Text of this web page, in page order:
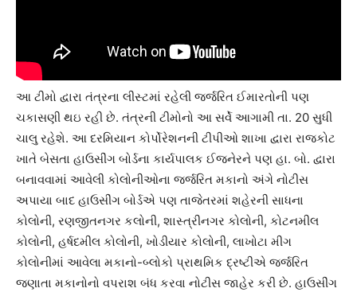
આ ટીમો દ્વારા તંત્રના લીસ્ટમાં રહેલી જર્જરિત ઈમારતોની પણ
ચકાસણી થઇ રહી છે. તંત્રની ટીમોનો આ સર્વે આગામી તા. 20 સુધી
ચાલુ રહેશે. આ દરમિયાન કોર્પોરેશનની ટીપીઓ શાખા દ્વારા રાજકોટ
ખાતે બેસતા હાઉસીંગ બોર્ડના કાર્યપાલક ઈજનેરને પણ હા. બો. દ્વારા
બનાવવામાં આવેલી કોલોનીઓના જર્જરિત મકાનો અંગે નોટીસ
અપાયા બાદ હાઉસીંગ બોર્ડએ પણ તાજેતરમાં શહેરની સાધના
કોલોની, રણજીતનગર કલોની, શાસ્ત્રીનગર કોલોની, કોટનમીલ
કોલોની, હર્ષદમીલ કોલોની, ખોડીયાર કોલોની, લાખોટા મીગ
કોલોનીમાં આવેલા મકાનો-બ્લોકો પ્રાથમિક દ્રષ્ટીએ જર્જરિત
જણાતા મકાનોનો વપરાશ બંધ કરવા નોટીસ જાહેર કરી છે. હાઉસીંગ